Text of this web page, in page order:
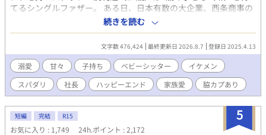
てるシングルファザー。 ある日、日本有数の大企業、西条商事の
社長宅でのベビーシッター兼家事スタッフの依頼がきた。 拘束時
間が長いため琳に寂しい思いをさせるのではと迷いはあったもの
の、琳の優しい後押しがあって依頼を受けることにした。 恐ろし
く豪華なマンションで３歳の男の子のベビーシッターが始まり順
調な出だしだったがとんでもない事件が巻き起こり、しばらくの
間、琳も一緒に社長宅で住み込みで働くことに。でもなぜか一緒
に暮らし始めてから西条さんとラブラブな雰囲気になってき
て……。 シングルファザーのベビーシッターと子どもの扱いに慣
れていない社長とのイチャラブハッピーエンド小説です。 R18に
は※つけます。
続きを読む
文字数 476,424 最終更新日 2026.8.7 登録日 2025.4.13
溺愛 甘々 子持ち ベビーシッター
イケメン
スパダリ
社長 ハッピーエンド 家族愛 脇カプあり
5
短編 完結 R15
お気に入り : 1,749 24h.ポイント : 2,172